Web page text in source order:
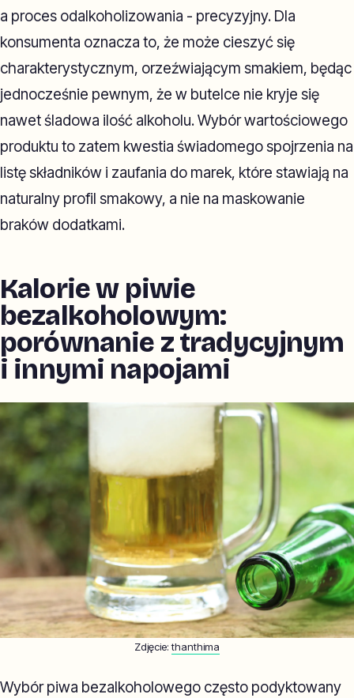
a proces odalkoholizowania - precyzyjny. Dla
konsumenta oznacza to, że może cieszyć się
charakterystycznym, orzeźwiającym smakiem, będąc
jednocześnie pewnym, że w butelce nie kryje się
nawet śladowa ilość alkoholu. Wybór wartościowego
produktu to zatem kwestia świadomego spojrzenia na
listę składników i zaufania do marek, które stawiają na
naturalny profil smakowy, a nie na maskowanie
braków dodatkami.
Kalorie w piwie
bezalkoholowym:
porównanie z tradycyjnym
i innymi napojami
Zdjęcie:thanthima
Wybór piwa bezalkoholowego często podyktowany